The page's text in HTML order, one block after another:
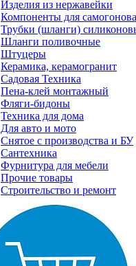
Изделия из нержавейки
Компоненты для
Трубки (шланги)
Шланги поливочные
Штуцеры
Керамика, керамогранит
Садовая Техника
Пена-клей монтажный
Фляги-бидоны
Техника для дома
Для авто и мото
Снятое с производства и БУ
Сантехника
Фурнитура для мебели
Прочие товары
Строительство и ремонт